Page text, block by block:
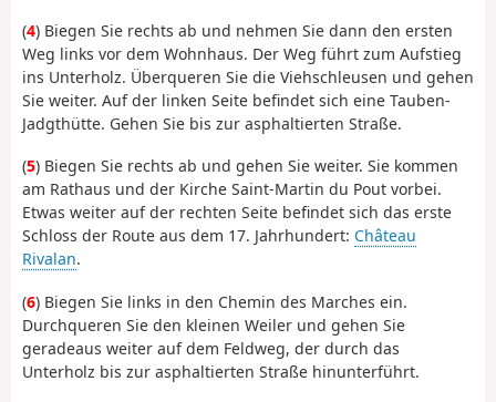
(4) Biegen Sie rechts ab und nehmen Sie dann den ersten
Weg links vor dem Wohnhaus. Der Weg führt zum Aufstieg
ins Unterholz. Überqueren Sie die Viehschleusen und gehen
Sie weiter. Auf der linken Seite befindet sich eine Tauben-
Jadgthütte. Gehen Sie bis zur asphaltierten Straße.
(5) Biegen Sie rechts ab und gehen Sie weiter. Sie kommen
am Rathaus und der Kirche Saint-Martin du Pout vorbei.
Etwas weiter auf der rechten Seite befindet sich das erste
Schloss der Route aus dem 17. Jahrhundert: Château
Rivalan.
(6) Biegen Sie links in den Chemin des Marches ein.
Durchqueren Sie den kleinen Weiler und gehen Sie
geradeaus weiter auf dem Feldweg, der durch das
Unterholz bis zur asphaltierten Straße hinunterführt.